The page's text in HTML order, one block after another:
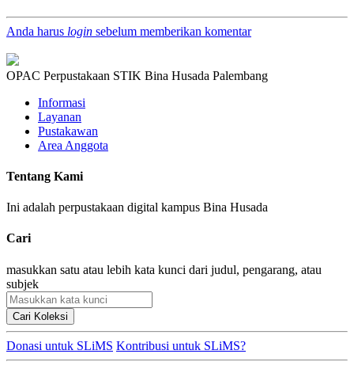
Anda harus login sebelum memberikan komentar
OPAC Perpustakaan STIK Bina Husada Palembang
Informasi
Layanan
Pustakawan
Area Anggota
Tentang Kami
Ini adalah perpustakaan digital kampus Bina Husada
Cari
masukkan satu atau lebih kata kunci dari judul, pengarang, atau
subjek
Cari Koleksi
Donasi untuk SLiMS Kontribusi untuk SLiMS?